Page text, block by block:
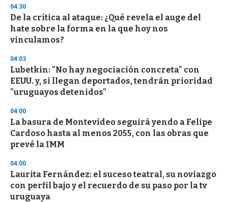
s
e
c
o
n
04:30
De la crítica al ataque: ¿Qué revela el auge del
hate sobre la forma en la que hoy nos
vinculamos?
04:03
Lubetkin: "No hay negociación concreta" con
EEUU. y, si llegan deportados, tendrán prioridad
"uruguayos detenidos"
04:00
La basura de Montevideo seguirá yendo a Felipe
Cardoso hasta al menos 2055, con las obras que
prevé la IMM
04:00
Laurita Fernández: el suceso teatral, su noviazgo
con perfil bajo y el recuerdo de su paso por la tv
uruguaya